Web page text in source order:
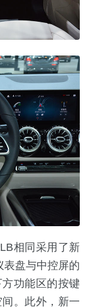
相同采用了新
表盘与中控屏的
功能区的按键
。此外，新一